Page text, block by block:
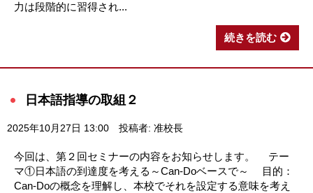
力は段階的に習得され...
続きを読む
日本語指導の取組２
2025年10月27日 13:00 投稿者: 准校長
今回は、第２回セミナーの内容をお知らせします。 テー
マ①日本語の到達度を考える～Can-Doベースで～ 目的：
Can-Doの概念を理解し、本校でそれを設定する意味を考え